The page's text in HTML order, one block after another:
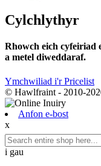
Cylchlythyr
Rhowch eich cyfeiriad
a metel diweddaraf.
Ymchwiliad i'r Pricelist
© Hawlfraint - 2010-
Anfon e-bost
x
i gau